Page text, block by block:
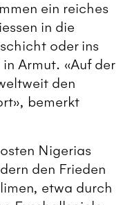
ein reiches
in die
oder ins
Armut. «Auf der
den
bemerkt
Nigerias
den Frieden
etwa durch